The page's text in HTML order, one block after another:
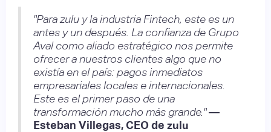
"Para zulu y la industria Fintech, este es un
antes y un después. La confianza de Grupo
Aval como aliado estratégico nos permite
ofrecer a nuestros clientes algo que no
existía en el país: pagos inmediatos
empresariales locales e internacionales.
Este es el primer paso de una
transformación mucho más grande."—
Esteban Villegas, CEO de zulu